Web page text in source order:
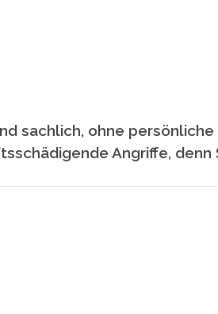
sachlich, ohne
Angriffe, denn